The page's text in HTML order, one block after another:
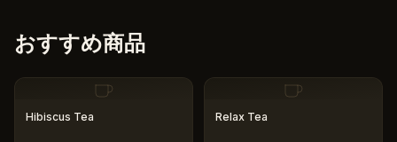
おすすめ商品
Hibiscus Tea Relax Tea